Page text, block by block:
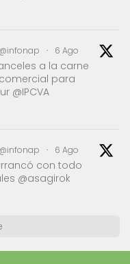
@infonap · 6 Ago
a la carne
para
@IPCVA
@infonap · 6 Ago
con todo
@asagirok